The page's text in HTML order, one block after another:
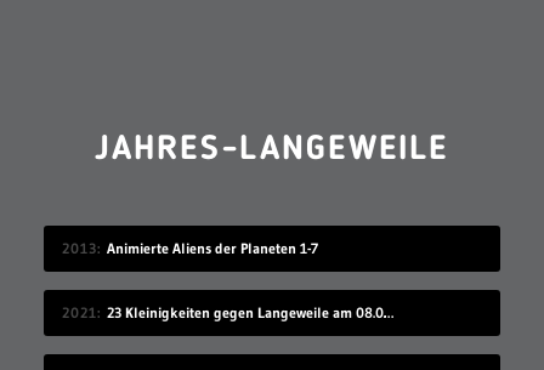
JAHRES-LANGEWEILE
2013 Animierte Aliens der Planeten 1-7
2021 23 Kleinigkeiten gegen Langeweile am 08.08.2021